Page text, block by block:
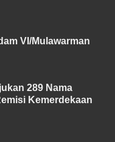
VI/Mulawarman
289 Nama
Kemerdekaan